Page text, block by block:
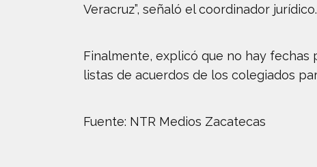
Veracruz”, señaló el coordinador jurídico.
Finalmente, explicó que no hay fechas
listas de acuerdos de los colegiados
Fuente: NTR Medios Zacatecas